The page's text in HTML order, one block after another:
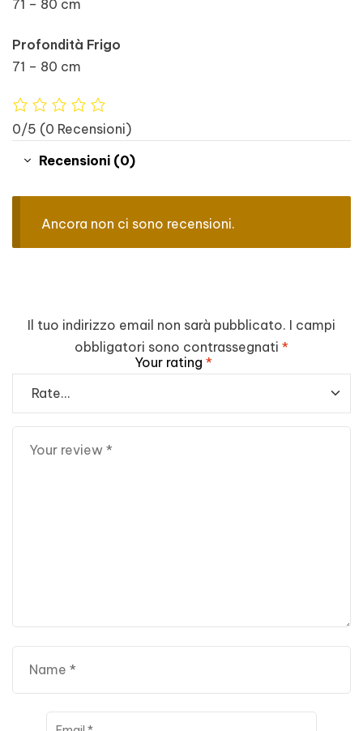
71 – 80 cm
Profondità Frigo
71 – 80 cm
0/5 (0 Recensioni)
Recensioni (0)
Ancora non ci sono recensioni.
Il tuo indirizzo email non sarà pubblicato. I campi
obbligatori sono contrassegnati *
Your rating *